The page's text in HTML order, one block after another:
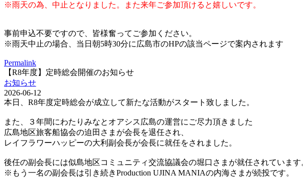
※雨天の為、中止となりました。また来年ご参加頂けると嬉しいです。
事前申込不要ですので、皆様奮ってご参加ください。
※雨天中止の場合、当日朝5時30分に広島市のHPの該当ページで案内されます
Permalink
【R8年度】定時総会開催のお知らせ
お知らせ
2026-06-12
本日、R8年度定時総会が成立して新たな活動がスタート致しました。
また、３年間にわたりみなとオアシス広島の運営にご尽力頂きました
広島地区旅客船協会の迫田さまが会長を退任され、
レイフラワーハッピーの大利副会長が会長に就任をされました。
後任の副会長には似島地区コミュニティ交流協議会の堀口さまが就任されています
※もう一名の副会長は引き続きProduction UJINA MANIAの内海さまが続投です。